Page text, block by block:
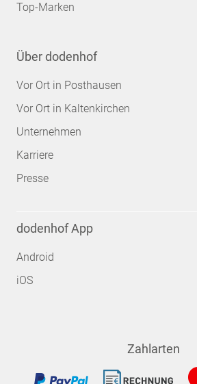
Top-Marken
Über dodenhof
Vor Ort in Posthausen
Vor Ort in Kaltenkirchen
Unternehmen
Karriere
Presse
dodenhof App
Android
iOS
Zahlarten